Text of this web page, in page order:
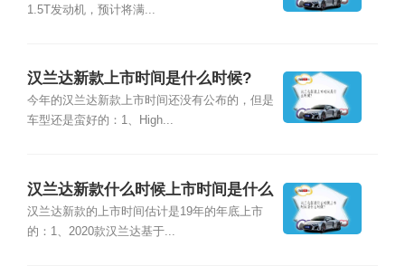
1.5T发动机，预计将满...
汉兰达新款上市时间是什么时候?
今年的汉兰达新款上市时间还没有公布的，但是
车型还是蛮好的：1、High...
汉兰达新款什么时候上市时间是什么
时候?
汉兰达新款的上市时间估计是19年的年底上市
的：1、2020款汉兰达基于...